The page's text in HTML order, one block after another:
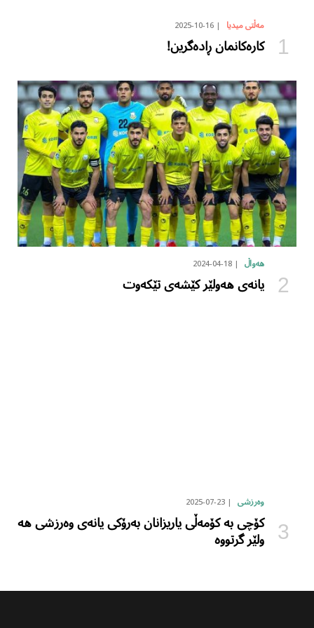
مەڵتی میدیا 2025-10-16
کارەکانمان ڕادەگرین!
هەواڵ 2024-04-18
یانەی هەولێر کێشەی تێکەوت
وەرزشی 2025-07-23
کۆچی بە کۆمەڵی یاریزانان بەرۆکی یانەی وەرزشی هە
ولێر گرتووە